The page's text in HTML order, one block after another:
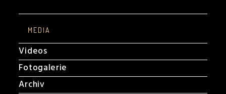
MEDIA
Videos
Fotogalerie
Archiv